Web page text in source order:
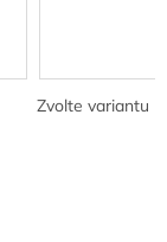
Zvolte variantu